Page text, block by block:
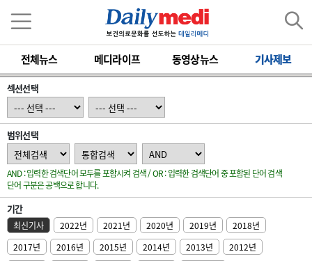
전체뉴스 메디라이프 동영상뉴스 기사제보
섹션선택
범위선택
AND : 입력한 검색단어 모두를 포함시켜 검색 / OR : 입력한 검색단어 중 포함된 단어 검색
단어 구분은 공백으로 합니다.
기간
최신기사 2022년 2021년 2020년 2019년
2018년
2017년
2016년 2015년 2014년 2013년
2012년